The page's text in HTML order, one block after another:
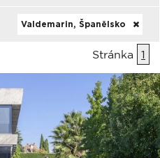
Valdemarin, Španělsko
Stránka 1